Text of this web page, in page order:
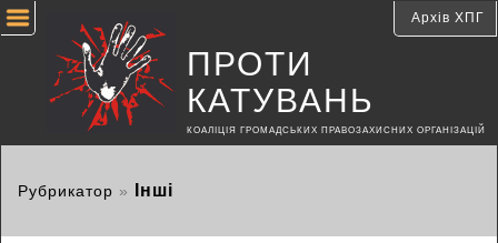
Архів ХПГ
ПРОТИ
КАТУВАНЬ
КОАЛІЦІЯ ГРОМАДСЬКИХ ПРАВОЗАХИСНИХ ОРГАНІЗАЦІЙ
Рубрикатор » Інші